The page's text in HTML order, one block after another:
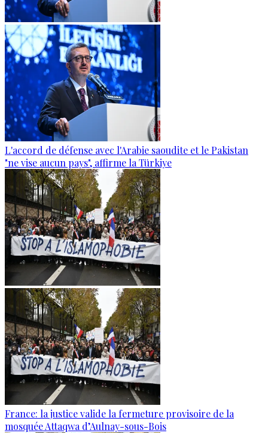
L'accord de défense avec l'Arabie saoudite et le Pakistan
"ne vise aucun pays", affirme la Türkiye
France: la justice valide la fermeture provisoire de la
mosquée Attaqwa d’Aulnay-sous-Bois